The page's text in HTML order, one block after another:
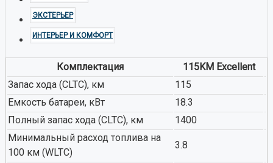
ЭКСТЕРЬЕР
ИНТЕРЬЕР И КОМФОРТ
Комплектация
115KM Excellent
Запас хода (CLTC), км
115
Емкость батареи, кВт
18.3
Полный запас хода (CLTC), км
1400
Минимальный расход топлива на
100 км (WLTC)
3.8